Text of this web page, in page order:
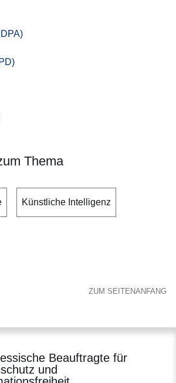
neuen Fenster
neuen Fenster
neuen Fenster
Thema
Künstliche Intelligenz
ZUM SEITENANFANG
Beauftragte für
und